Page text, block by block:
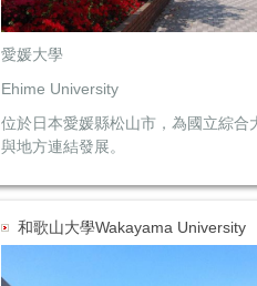
愛媛大學
Ehime University
位於日本愛媛縣松山市，為國立綜
與地方連結發展。
和歌山大學Wakayama University